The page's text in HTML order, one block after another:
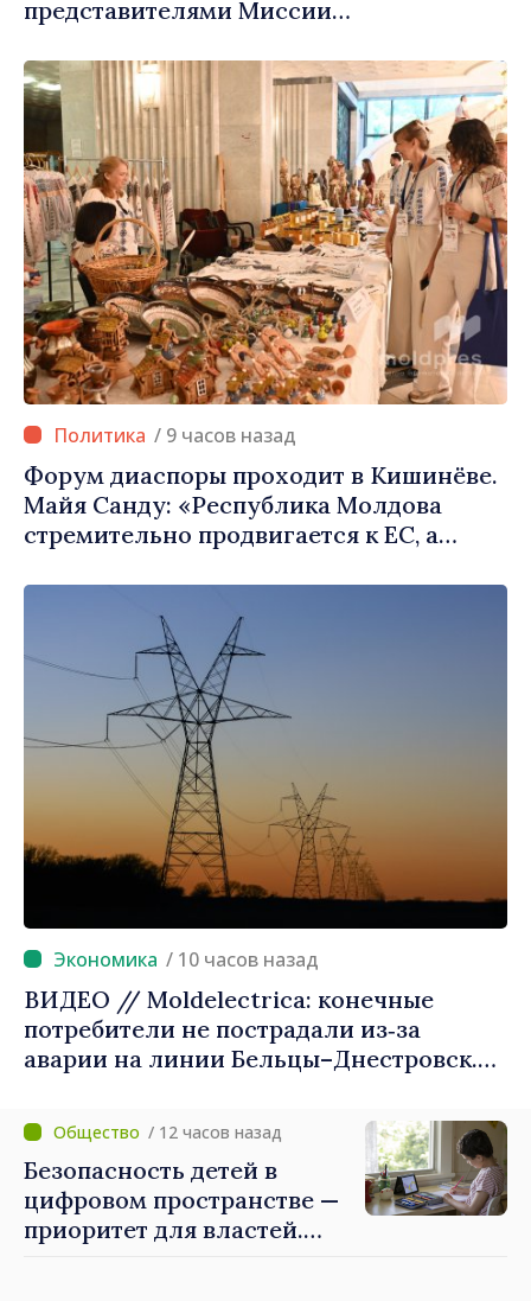
представителями Миссии
Креста в Молдове
/ 9 часов назад
Форум диаспоры проходит в Кишинёве.
Майя Санду: «Республика Молдова
стремительно продвигается к ЕС, а
продвижении и поддержке этого пути»
/ 10 часов назад
ВИДЕО // Moldelectrica: конечные
потребители не пострадали из‑за
аварии на линии Бельцы–Днестровск.
приоритетном режиме
/ 12 часов назад
Безопасность детей в
цифровом пространстве —
приоритет для властей.